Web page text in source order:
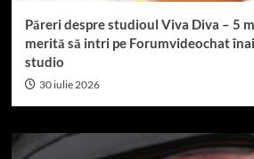
Păreri despre studioul Viva Diva – 5
merită să intri pe Forumvideochat
studio
30 iulie 2026